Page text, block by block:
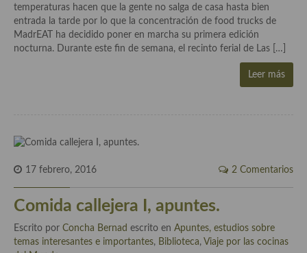
Historia de la gastronomía, platos celebres, cocineros, críticos,
historias culinarias y otras cosas
Viajes eno-gastro-turísticos
En El Candelero
Recetas
temperaturas hacen que la gente no salga de casa hasta bien
entrada la tarde por lo que la concentración de food trucks de
MadrEAT ha decidido poner en marcha su primera edición
nocturna. Durante este fin de semana, el recinto ferial de Las […]
Leer más
17 febrero, 2016 2 Comentarios
Comida callejera I, apuntes.
Escrito por Concha Bernad escrito en Apuntes, estudios sobre
temas interesantes e importantes, Biblioteca, Viaje por las cocinas